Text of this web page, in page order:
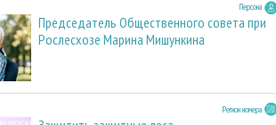
Персона
Председатель Общественного совета при
Рослесхозе Марина Мишункина
Регион номера